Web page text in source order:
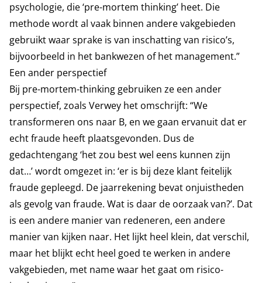
psychologie, die ‘pre-mortem thinking’ heet. Die
methode wordt al vaak binnen andere vakgebieden
gebruikt waar sprake is van inschatting van risico’s,
bijvoorbeeld in het bankwezen of het management.”
Een ander perspectief
Bij pre-mortem-thinking gebruiken ze een ander
perspectief, zoals Verwey het omschrijft: “We
transformeren ons naar B, en we gaan ervanuit dat er
echt fraude heeft plaatsgevonden. Dus de
gedachtengang ‘het zou best wel eens kunnen zijn
dat…’ wordt omgezet in: ‘er is bij deze klant feitelijk
fraude gepleegd. De jaarrekening bevat onjuistheden
als gevolg van fraude. Wat is daar de oorzaak van?’. Dat
is een andere manier van redeneren, een andere
manier van kijken naar. Het lijkt heel klein, dat verschil,
maar het blijkt echt heel goed te werken in andere
vakgebieden, met name waar het gaat om risico-